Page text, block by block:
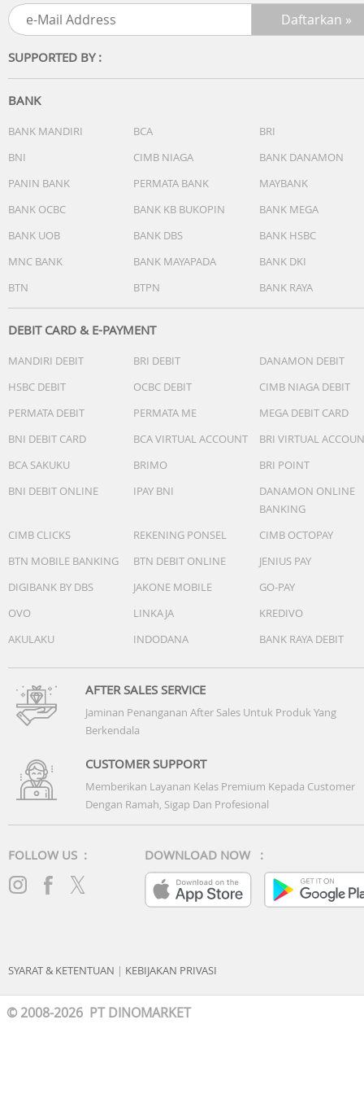
Sensor secara otomatis menentukan jumlah air yang
untuk ukuran beban, menghemat rata-rata 50 liter per
*26% lebih sedikit air pada rentang beban sedang, 5kg.
Program Perawatan Sehari-hari 60 AutoLevel vs.
Tenang. Aman. Efisien.
lembut untuk memastikan pengoperasian yang senyap
aman. Permukaan anti gores juga dapat digunakan
memaksimalkan ruang.
Desain ramping dan bodi yang tahan lama dibuat dengan
bahan non-korosif, tahan karat yang tahan terhadap
kelembapan, memastikan mesin cuci Anda tetap
Fitur:
UltraMix
Child lock
AutoLevel
Jumlah program
ActiveFlow
Ukuran
- 575 mm (W)
- 972 mm (H)
Others
SUPPORTED BY :
BANK
BANK MANDIRI BCA
BRI
BNI
CIMB NIAGA
BANK DANAMON
PANIN BANK
PERMATA BANK
MAYBANK
BANK OCBC
BANK KB BUKOPIN
BANK MEGA
BANK UOB
BANK DBS
BANK HSBC
MNC BANK
BANK MAYAPADA
BANK DKI
BTN
BTPN BANK RAYA
DEBIT CARD & E-PAYMENT
MANDIRI DEBIT BRI DEBIT
DANAMON DEBIT
HSBC DEBIT
OCBC DEBIT
CIMB NIAGA DEBIT
PERMATA DEBIT
PERMATA ME
MEGA DEBIT CARD
BNI DEBIT CARD
BCA VIRTUAL ACCOUNT
BRI VIRTUAL
BCA SAKUKU
BRIMO
BRI POINT
BNI DEBIT ONLINE
IPAY BNI
DANAMON ONLINE
BANKING
CIMB CLICKS
REKENING PONSEL
CIMB OCTOPAY
BTN MOBILE BANKING
BTN DEBIT ONLINE
JENIUS PAY
DIGIBANK BY DBS
JAKONE MOBILE
GO-PAY
OVO
LINKAJA
KREDIVO
AKULAKU
INDODANA BANK RAYA DEBIT
AFTER SALES SERVICE
Jaminan Penanganan After Sales Untuk Produk Yang
Berkendala
CUSTOMER SUPPORT
Memberikan Layanan Kelas Premium Kepada Customer
Dengan Ramah, Sigap Dan Profesional
FOLLOW US : DOWNLOAD NOW :
SYARAT & KETENTUAN | KEBIJAKAN PRIVASI
© 2008-2026 PT DINOMARKET